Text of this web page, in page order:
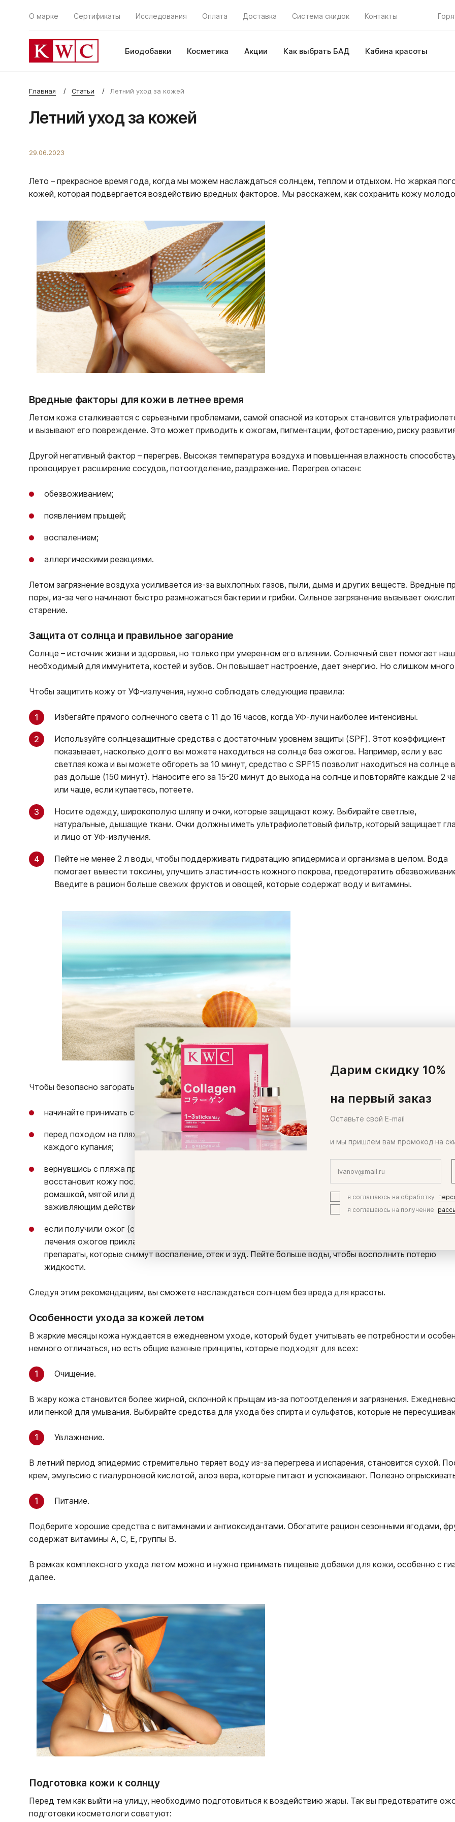
О марке Сертификаты Исследования Оплата Доставка Система скидок Контакты
Биодобавки Косметика Акции Как выбрать БАД Кабина красоты
Главная Статьи Летний уход за кожей
Летний уход за кожей
29.06.2023
Лето – прекрасное время года, когда мы можем наслаждаться солнцем, теплом и отдыхом. Но жаркая
кожей, которая подвергается воздействию вредных факторов. Мы расскажем, как сохранить кожу
Вредные факторы для кожи в летнее время
Летом кожа сталкивается с серьезными проблемами, самой опасной из которых становится
и вызывают его повреждение. Это может приводить к ожогам, пигментации, фотостарению, риску
Другой негативный фактор – перегрев. Высокая температура воздуха и повышенная влажность
провоцирует расширение сосудов, потоотделение, раздражение. Перегрев опасен:
обезвоживанием;
появлением прыщей;
воспалением;
аллергическими реакциями.
Летом загрязнение воздуха усиливается из-за выхлопных газов, пыли, дыма и других веществ. Вредные
поры, из-за чего начинают быстро размножаться бактерии и грибки. Сильное загрязнение вызывает
старение.
Защита от солнца и правильное загорание
Солнце – источник жизни и здоровья, но только при умеренном его влиянии. Солнечный свет помогает
необходимый для иммунитета, костей и зубов. Он повышает настроение, дает энергию. Но слишком
Чтобы защитить кожу от УФ-излучения, нужно соблюдать следующие правила:
Избегайте прямого солнечного света с 11 до 16 часов, когда УФ-лучи наиболее интенсивны.
Используйте солнцезащитные средства с достаточным уровнем защиты (SPF). Этот коэффициент
показывает, насколько долго вы можете находиться на солнце без ожогов. Например, если у вас
светлая кожа и вы можете обгореть за 10 минут, средство с SPF15 позволит находиться на солнце
раз дольше (150 минут). Наносите его за 15-20 минут до выхода на солнце и повторяйте каждые 2
или чаще, если купаетесь, потеете.
Носите одежду, широкополую шляпу и очки, которые защищают кожу. Выбирайте светлые,
натуральные, дышащие ткани. Очки должны иметь ультрафиолетовый фильтр, который защищает
и лицо от УФ-излучения.
Пейте не менее 2 л воды, чтобы поддерживать гидратацию эпидермиса и организма в целом. Вода
помогает вывести токсины, улучшить эластичность кожного покрова, предотвратить
Введите в рацион больше свежих фруктов и овощей, которые содержат воду и витамины.
Чтобы безопасно загорать и получить равномерный, красивый загар, следуйте советам:
начинайте принимать солнечные ванны постепенно, увеличивая время пребывания на солнце каждый
перед походом на пляж нанесите на открытые участки тела крем для загара и обновляйте его после
каждого купания;
вернувшись с пляжа примите душ и используйте средство после загара, которое успокоит, увлажнит и
восстановит кожу после агрессивного воздействия УФ-излучения. Выбирайте средства с алоэ вера,
ромашкой, мятой или другими природными ингредиентами, они обладают противовоспалительным и
заживляющим действием;
если получили ожог (сильное покраснение, жжение), немедленно покиньте пляж и обратитесь к врачу.
лечения ожогов прикладывайте холодные компрессы, антибактериальные мази и антигистаминные
препараты, которые снимут воспаление, отек и зуд. Пейте больше воды, чтобы восполнить потерю
жидкости.
Следуя этим рекомендациям, вы сможете наслаждаться солнцем без вреда для красоты.
Особенности ухода за кожей летом
В жаркие месяцы кожа нуждается в ежедневном уходе, который будет учитывать ее потребности и
немного отличаться, но есть общие важные принципы, которые подходят для всех:
Очищение.
В жару кожа становится более жирной, склонной к прыщам из-за потоотделения и загрязнения.
или пенкой для умывания. Выбирайте средства для ухода без спирта и сульфатов, которые не
Увлажнение.
В летний период эпидермис стремительно теряет воду из-за перегрева и испарения, становится сухой.
крем, эмульсию с гиалуроновой кислотой, алоэ вера, которые питают и успокаивают. Полезно
Питание.
Подберите хорошие средства с витаминами и антиоксидантами. Обогатите рацион сезонными ягодами,
содержат витамины A, C, E, группы B.
В рамках комплексного ухода летом можно и нужно принимать пищевые добавки для кожи, особенно с
далее.
Подготовка кожи к солнцу
Перед тем как выйти на улицу, необходимо подготовиться к воздействию жары. Так вы предотвратите
подготовки косметологи советуют:
Дарим скидку 10%
на первый заказ
Оставьте свой E-mail
и мы пришлем вам промокод на
я соглашаюсь на обработку
я соглашаюсь на получение